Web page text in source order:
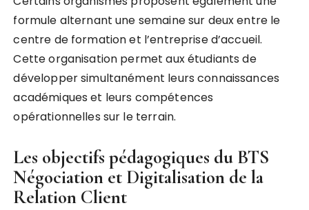
formule alternant une semaine sur deux entre le
centre de formation et l’entreprise d’accueil.
Cette organisation permet aux étudiants de
développer simultanément leurs connaissances
académiques et leurs compétences
opérationnelles sur le terrain.
Les objectifs pédagogiques du BTS
Négociation et Digitalisation de la
Relation Client